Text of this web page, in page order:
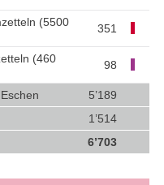
(5500
351
(460
98
5’189
1’514
6’703